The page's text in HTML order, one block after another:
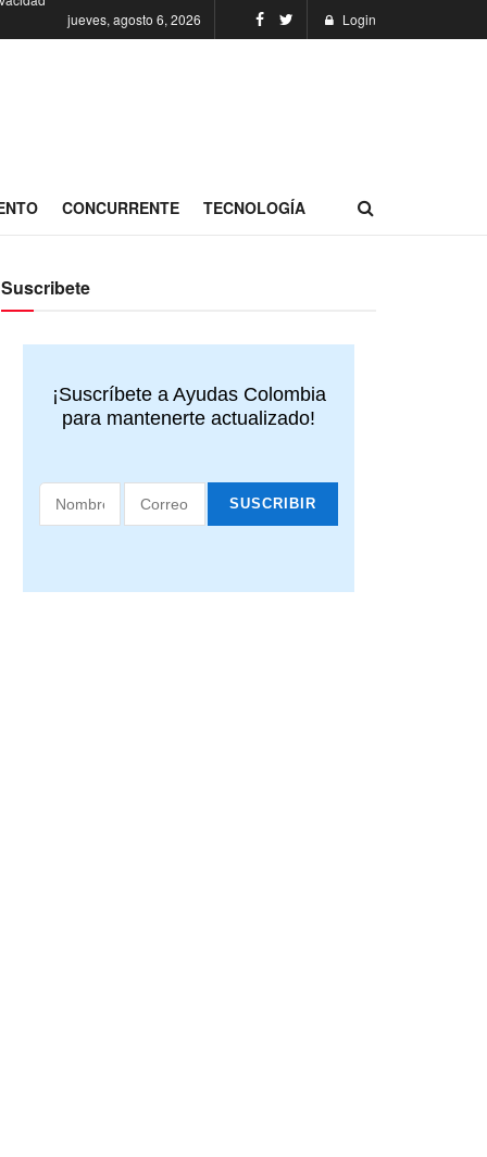
jueves, agosto 6, 2026 Login
CONCURRENTE TECNOLOGÍA
Suscribete
¡Suscríbete a Ayudas Colombia
para mantenerte actualizado!